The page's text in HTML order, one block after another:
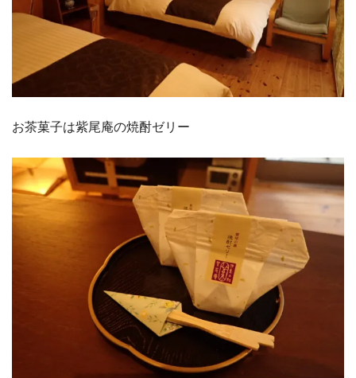
お茶菓子は紫尾庵の焼酎ゼリー